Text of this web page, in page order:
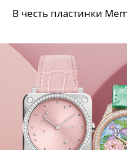
В честь пластинки